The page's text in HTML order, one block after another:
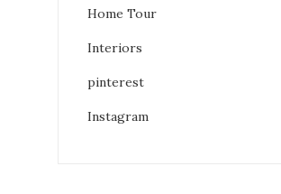
Home Tour
Interiors
pinterest
Instagram